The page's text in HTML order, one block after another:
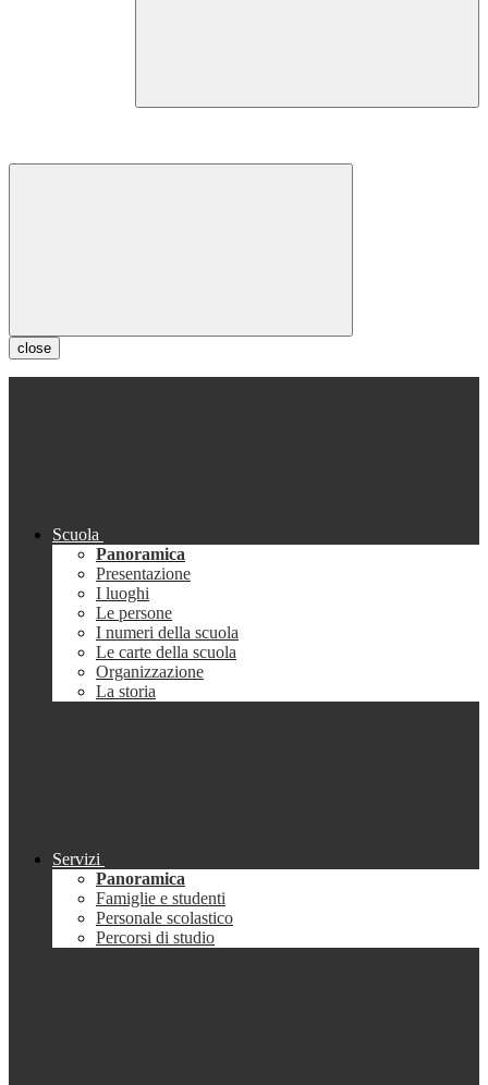
close
Scuola
Panoramica
Presentazione
I luoghi
Le persone
I numeri della scuola
Le carte della scuola
Organizzazione
La storia
Servizi
Panoramica
Famiglie e studenti
Personale scolastico
Percorsi di studio